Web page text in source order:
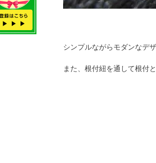
シンプルながらモダンなデ
また、根付紐を通して根付